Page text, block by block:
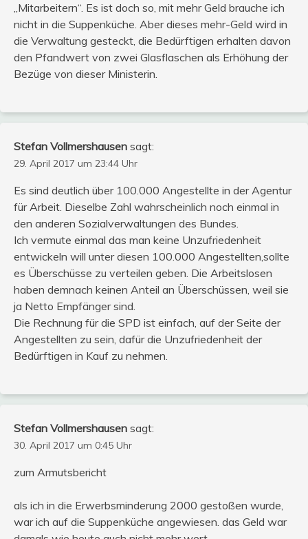
„Mitarbeitern“. Es ist doch so, mit mehr Geld brauche ich
nicht in die Suppenküche. Aber dieses mehr-Geld wird in
die Verwaltung gesteckt, die Bedürftigen erhalten davon
den Pfandwert von zwei Glasflaschen als Erhöhung der
Bezüge von dieser Ministerin.
Stefan Vollmershausen sagt:
29. April 2017 um 23:44 Uhr
Es sind deutlich über 100.000 Angestellte in der Agentur
für Arbeit. Dieselbe Zahl wahrscheinlich noch einmal in
den anderen Sozialverwaltungen des Bundes.
Ich vermute einmal das man keine Unzufriedenheit
entwickeln will unter diesen 100.000 Angestellten,sollte
es Überschüsse zu verteilen geben. Die Arbeitslosen
haben demnach keinen Anteil an Überschüssen, weil sie
ja Netto Empfänger sind.
Die Rechnung für die SPD ist einfach, auf der Seite der
Angestellten zu sein, dafür die Unzufriedenheit der
Bedürftigen in Kauf zu nehmen.
Stefan Vollmershausen sagt:
30. April 2017 um 0:45 Uhr
zum Armutsbericht
als ich in die Erwerbsminderung 2000 gestoßen wurde,
war ich auf die Suppenküche angewiesen. das Geld war